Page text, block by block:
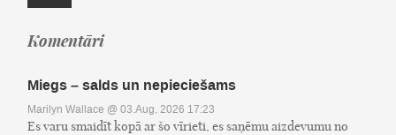
Komentāri
Miegs – salds un nepieciešams
Marilyn Wallace @ 03.Aug, 2026 17:23
Es varu smaidīt kopā ar šo vīrieti, es saņēmu aizdevumu no